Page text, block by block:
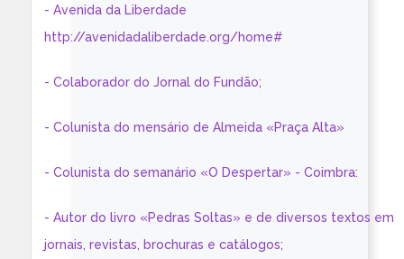
- Avenida da Liberdade
http://avenidadaliberdade.org/home#
- Colaborador do Jornal do Fundão;
- Colunista do mensário de Almeida «Praça Alta»
- Colunista do semanário «O Despertar» - Coimbra:
- Autor do livro «Pedras Soltas» e de diversos textos em
jornais, revistas, brochuras e catálogos;